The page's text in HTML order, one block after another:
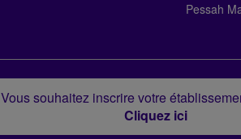
Pessah
Vous souhaitez inscrire votre
Cliquez ici